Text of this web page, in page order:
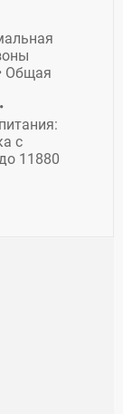
Общая
с
11880